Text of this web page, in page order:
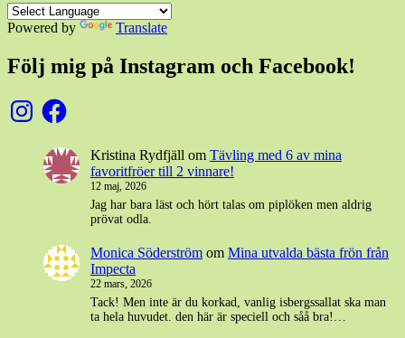
Powered by Translate
Följ mig på Instagram och Facebook!
InstagramFacebook
Kristina Rydfjäll om Tävling med 6 av mina
favoritfröer till 2 vinnare!
12 maj, 2026
Jag har bara läst och hört talas om piplöken men aldrig
prövat odla.
Monica Söderström om Mina utvalda bästa frön från
Impecta
22 mars, 2026
Tack! Men inte är du korkad, vanlig isbergssallat ska man
ta hela huvudet. den här är speciell och såå bra!…